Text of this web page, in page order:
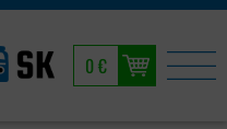
0 €